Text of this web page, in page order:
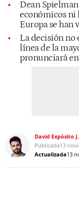
Dean
económicos ni
Europa se han
La decisión no
línea de la
pronunciará
David Expósito J.
Publicada13
Actualizada13